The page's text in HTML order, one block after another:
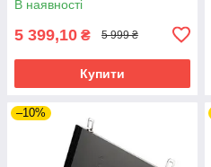
головки: 4-19 мм,
В наявності
5 399,10 ₴ 5 999 ₴
Купити
–10%